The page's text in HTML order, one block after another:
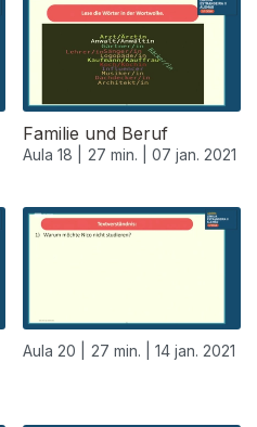
Familie und Beruf
Aula 18 | 27 min. | 07 jan. 2021
Aula 20 | 27 min. | 14 jan. 2021